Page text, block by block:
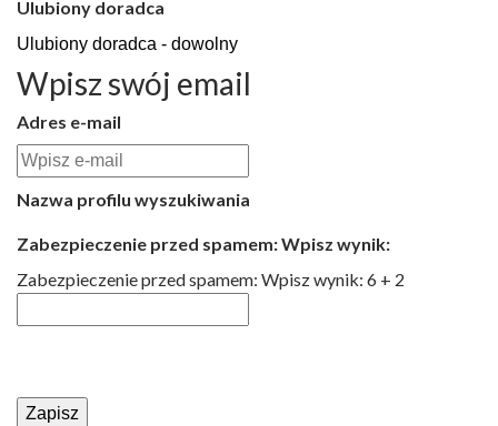
Ulubiony doradca
Wpisz swój email
Adres e-mail
Nazwa profilu wyszukiwania
Zabezpieczenie przed spamem: Wpisz wynik:
Zabezpieczenie przed spamem: Wpisz wynik: 6 + 2